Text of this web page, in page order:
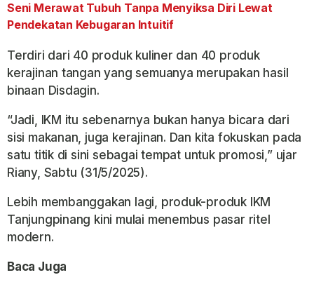
Seni Merawat Tubuh Tanpa Menyiksa Diri Lewat
Pendekatan Kebugaran Intuitif
Terdiri dari 40 produk kuliner dan 40 produk
kerajinan tangan yang semuanya merupakan hasil
binaan Disdagin.
“Jadi, IKM itu sebenarnya bukan hanya bicara dari
sisi makanan, juga kerajinan. Dan kita fokuskan pada
satu titik di sini sebagai tempat untuk promosi,” ujar
Riany, Sabtu (31/5/2025).
Lebih membanggakan lagi, produk-produk IKM
Tanjungpinang kini mulai menembus pasar ritel
modern.
Baca Juga